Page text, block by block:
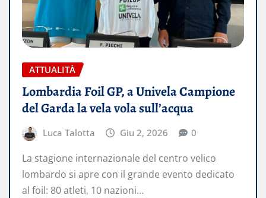
ATTUALITÀ
Lombardia Foil GP, a Univela Campione
del Garda la vela vola sull’acqua
Luca Talotta Giu 2, 2026 0
La stagione internazionale del centro velico
lombardo si apre con il grande evento dedicato
al foil: 80 atleti, 10 nazioni…